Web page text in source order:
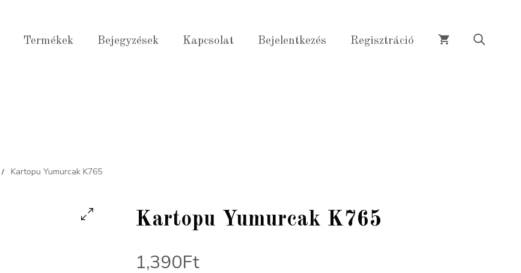
Termékek Bejegyzések Kapcsolat Bejelentkezés Regisztráció
/ Kartopu Yumurcak K765
Kartopu Yumurcak K765
1,390Ft
mennyiség